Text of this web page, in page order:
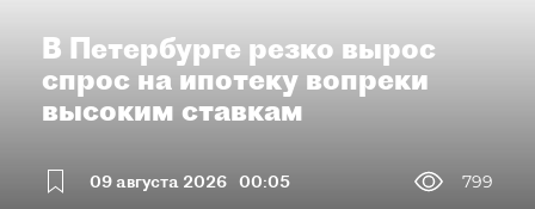
В Петербурге резко вырос
спрос на ипотеку вопреки
высоким ставкам
09 августа 2026 00:05 799